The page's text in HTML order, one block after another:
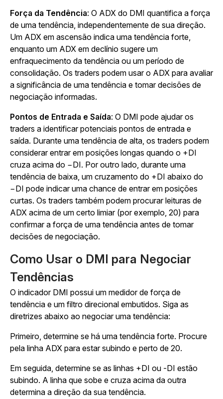
Força da Tendência: O ADX do DMI quantifica a força
de uma tendência, independentemente de sua direção.
Um ADX em ascensão indica uma tendência forte,
enquanto um ADX em declínio sugere um
enfraquecimento da tendência ou um período de
consolidação. Os traders podem usar o ADX para avaliar
a significância de uma tendência e tomar decisões de
negociação informadas.
Pontos de Entrada e Saída: O DMI pode ajudar os
traders a identificar potenciais pontos de entrada e
saída. Durante uma tendência de alta, os traders podem
considerar entrar em posições longas quando o +DI
cruza acima do −DI. Por outro lado, durante uma
tendência de baixa, um cruzamento do +DI abaixo do
−DI pode indicar uma chance de entrar em posições
curtas. Os traders também podem procurar leituras de
ADX acima de um certo limiar (por exemplo, 20) para
confirmar a força de uma tendência antes de tomar
decisões de negociação.
Como Usar o DMI para Negociar
Tendências
O indicador DMI possui um medidor de força de
tendência e um filtro direcional embutidos. Siga as
diretrizes abaixo ao negociar uma tendência:
Primeiro, determine se há uma tendência forte. Procure
pela linha ADX para estar subindo e perto de 20.
Em seguida, determine se as linhas +DI ou -DI estão
subindo. A linha que sobe e cruza acima da outra
determina a direção da sua tendência.